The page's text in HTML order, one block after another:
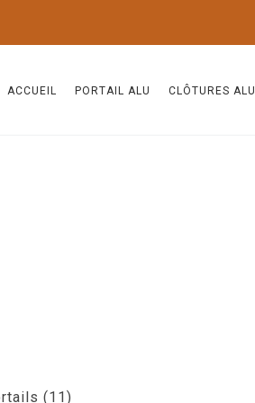
ACCUEIL PORTAIL ALU CLÔTURES ALU
(11)